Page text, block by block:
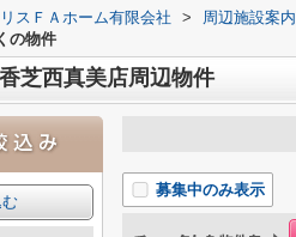
スＦＡホーム有限会社 > 周辺施設案内
の物件
芝西真美店周辺物件
募集中のみ表示